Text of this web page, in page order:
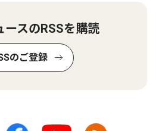
ースのRSSを購読
のご登録